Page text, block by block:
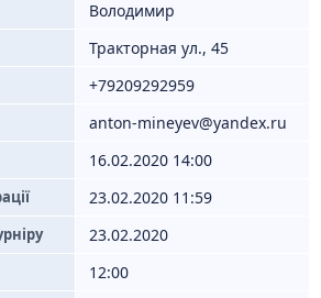
Володимир
Тракторная ул., 45
+79209292959
anton-mineyev@yandex.ru
16.02.2020 14:00
23.02.2020 11:59
23.02.2020
12:00